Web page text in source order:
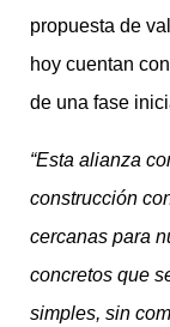
propuesta de
hoy cuentan
de una fase
“Esta alianza
construcción
cercanas para
concretos que
simples, sin